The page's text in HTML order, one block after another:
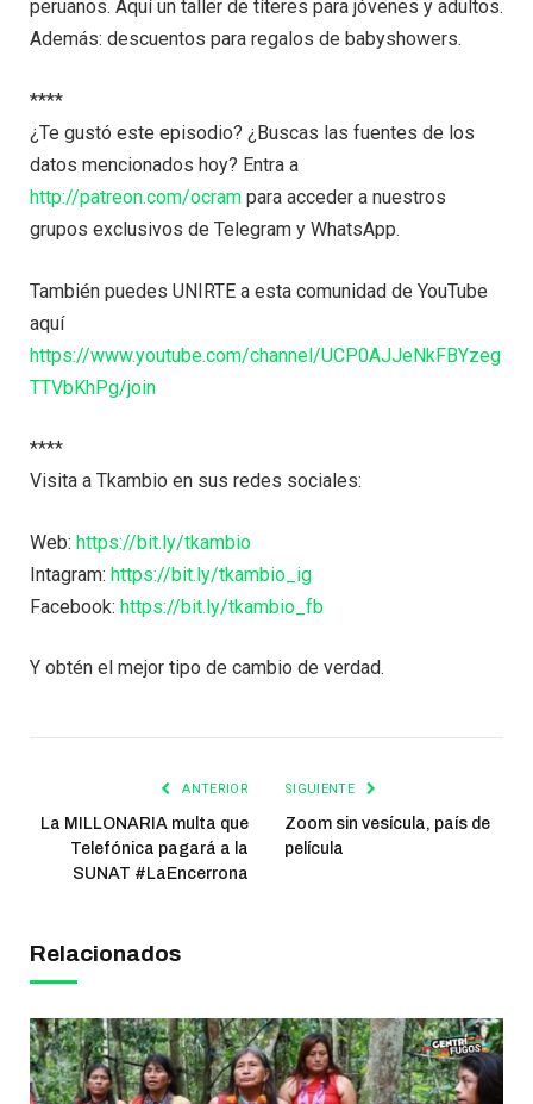
peruanos. Aquí un taller de títeres para jóvenes y adultos.
Además: descuentos para regalos de babyshowers.
****
¿Te gustó este episodio? ¿Buscas las fuentes de los
datos mencionados hoy? Entra a
http://patreon.com/ocram para acceder a nuestros
grupos exclusivos de Telegram y WhatsApp.
También puedes UNIRTE a esta comunidad de YouTube
aquí
https://www.youtube.com/channel/UCP0AJJeNkFBYzeg
TTVbKhPg/join
****
Visita a Tkambio en sus redes sociales:
Web: https://bit.ly/tkambio
Intagram: https://bit.ly/tkambio_ig
Facebook: https://bit.ly/tkambio_fb
Y obtén el mejor tipo de cambio de verdad.
ANTERIOR
La MILLONARIA multa que
Telefónica pagará a la
SUNAT #LaEncerrona
SIGUIENTE
Zoom sin vesícula, país de
película
Relacionados